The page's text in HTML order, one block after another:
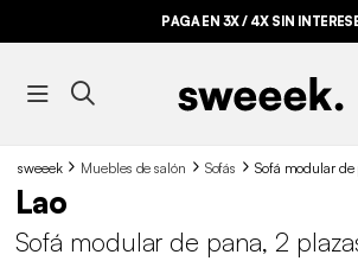
PAGA EN 3X / 4X SIN
sweeek Muebles de salón Sofás Sofá modular de
Lao
Sofá modular de pana, 2